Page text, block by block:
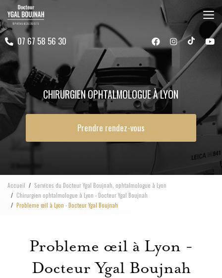
au
contenu
principal07 67 58 56 30
CHIRURGIEN OPHTALMOLOGUE À LYON
Prendre rendez-vous
Accueil
Services du Docteur Ygal Boujnah, ophtalmologue à Lyon
Chirurgien ophtalmologue à Lyon - Docteur Ygal Boujnah
Probleme œil à Lyon - Docteur Ygal Boujnah
Probleme œil à Lyon -
Docteur Ygal Boujnah